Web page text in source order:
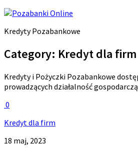
Kredyty Pozabankowe
Category: Kredyt dla firm
Kredyty i Pożyczki Pozabankowe
prowadzących działalność gospodarczą
0
Kredyt dla firm
18 maj, 2023